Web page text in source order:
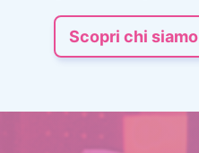
Scopri chi siamo